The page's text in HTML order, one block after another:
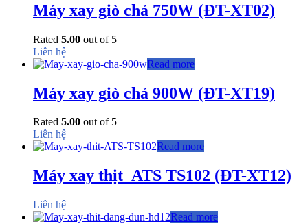
Máy xay giò chả 750W (ĐT-XT02)
Rated 5.00 out of 5
Liên hệ
Read more
Máy xay giò chả 900W (ĐT-XT19)
Rated 5.00 out of 5
Liên hệ
Read more
Máy xay thịt ATS TS102 (ĐT-XT12)
Liên hệ
Read more